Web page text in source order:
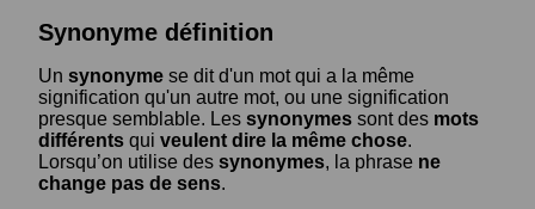
Synonyme définition
Un synonyme se dit d'un mot qui a la même
signification qu'un autre mot, ou une signification
presque semblable. Les synonymes sont des mots
différents qui veulent dire la même chose.
Lorsqu’on utilise des synonymes, la phrase ne
change pas de sens.